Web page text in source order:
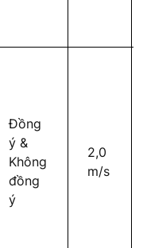
Đồng
ý &
Không
đồng
ý
2,0
m/s